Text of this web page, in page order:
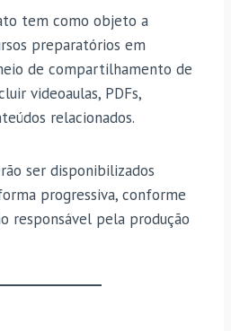
tem como objeto a
preparatórios em
de compartilhamento de
videoaulas, PDFs,
relacionados.
ser disponibilizados
progressiva, conforme
responsável pela produção